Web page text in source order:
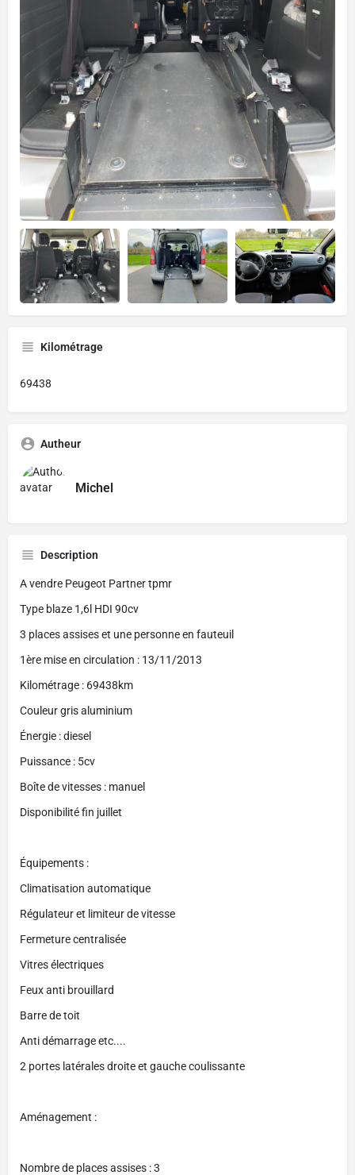
Kilométrage
69438
Autheur
Michel
Description
A vendre Peugeot Partner tpmr
Type blaze 1,6l HDI 90cv
3 places assises et une personne en fauteuil
1ère mise en circulation : 13/11/2013
Kilométrage : 69438km
Couleur gris aluminium
Énergie : diesel
Puissance : 5cv
Boîte de vitesses : manuel
Disponibilité fin juillet
Équipements :
Climatisation automatique
Régulateur et limiteur de vitesse
Fermeture centralisée
Vitres électriques
Feux anti brouillard
Barre de toit
Anti démarrage etc....
2 portes latérales droite et gauche coulissante
Aménagement :
Nombre de places assises : 3